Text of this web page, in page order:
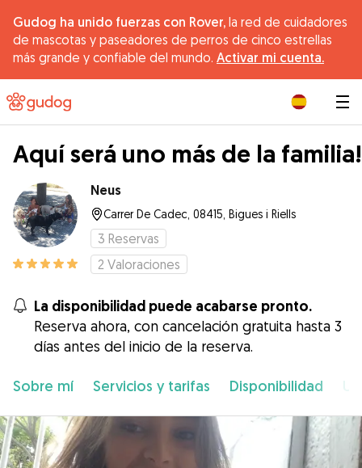
Gudog ha unido fuerzas con Rover, la red de cuidadores
de mascotas y paseadores de perros de cinco estrellas
más grande y confiable del mundo. Activar mi cuenta.
Aquí será uno más de la familia!
Neus
Carrer De Cadec, 08415, Bigues i Riells
3 Reservas
2 Valoraciones
La disponibilidad puede acabarse pronto.
Reserva ahora, con cancelación gratuita hasta 3
días antes del inicio de la reserva.
Sobre mí Servicios y tarifas Disponibilidad